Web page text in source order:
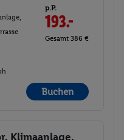
p.P.
193.-
Gesamt 386 €
Buchen
Klimaanlage,